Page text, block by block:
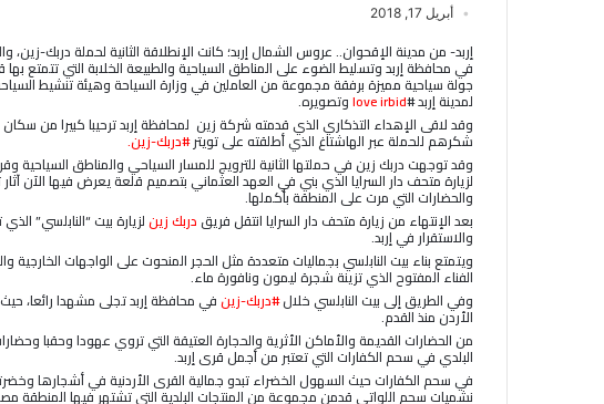
أبريل 17, 2018
إربد- من مدينة الإقحوان.. عروس الشمال إربد؛ كانت الإنطلاقة الثانية لحملة دربك-
في محافظة إربد وتسليط الضوء على المناطق السياحية والطبيعة الخلابة التي تتمتع
جولة سياحية مميزة برفقة مجموعة من العاملين في وزارة السياحة وهيئة تنشيط
لمدينة إربد #love irbidوتصويره.
وقد لاقى الإهداء التذكاري الذي قدمته شركة زين لمحافظة إربد ترحيبا كبيرا من
شكرهم للحملة عبر الهاشتاغ الذي أطلقته على تويتر#دربك-زين.
وقد توجهت دربك زين في حملتها الثانية للترويج للمسار السياحي والمناطق السياحية
لزيارة متحف دار السرايا الذي بني في العهد العثماني بتصميم قلعة يعرض فيها الآن آثار
والحضارات التي مرت على المنطقة بأكملها.
بعد الإنتهاء من زيارة متحف دار السرايا انتقل فريقدربك زينلزيارة بيت “النابلسي”
والاستقرار في إربد.
ويتمتع بناء بيت النابلسي بجماليات متعددة مثل الحجر المنحوت على الواجهات الخارجية
الفناء المفتوح الذي تزينة شجرة ليمون ونافورة ماء.
وفي الطريق إلى بيت النابلسي خلال#دربك-زينفي محافظة إربد تجلى مشهدا رائعا،
الأردن منذ القدم.
من الحضارات القديمة والأماكن الأثرية والحجارة العتيقة التي تروي عهودا وحقبا
البلدي في سحم الكفارات التي تعتبر من أجمل قرى إربد.
في سحم الكفارات حيث السهول الخضراء تبدو جمالية القرى الأردنية في أشجارها
نشميات سحم اللواتي قدمن مجموعة من المنتجات البلدية التي تشتهر فيها المنطقة